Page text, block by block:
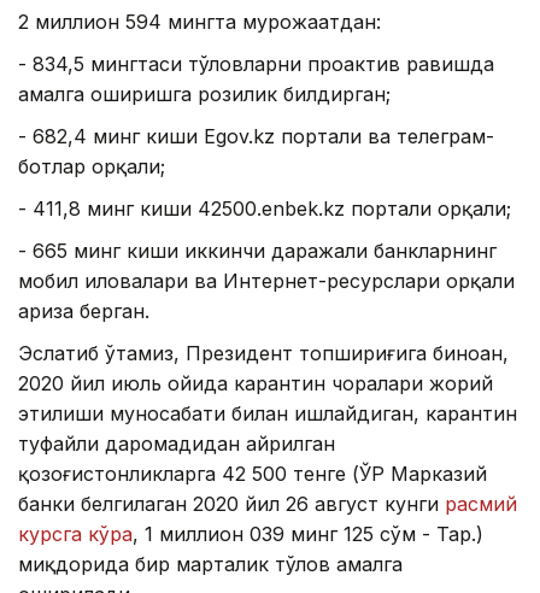
2 миллион 594 мингта мурожаатдан:
- 834,5 мингтаси тўловларни проактив равишда
амалга оширишга розилик билдирган;
- 682,4 минг киши Egov.kz портали ва телеграм-
ботлар орқали;
- 411,8 минг киши 42500.enbek.kz портали орқали;
- 665 минг киши иккинчи даражали банкларнинг
мобил иловалари ва Интернет-ресурслари орқали
ариза берган.
Эслатиб ўтамиз, Президент топшириғига биноан,
2020 йил июль ойида карантин чоралари жорий
этилиши муносабати билан ишлайдиган, карантин
туфайли даромадидан айрилган
қозоғистонликларга 42 500 тенге (ЎР Марказий
банки белгилаган 2020 йил 26 август кунги расмий
курсга кўра, 1 миллион 039 минг 125 сўм - Таҳр.)
миқдорида бир марталик тўлов амалга